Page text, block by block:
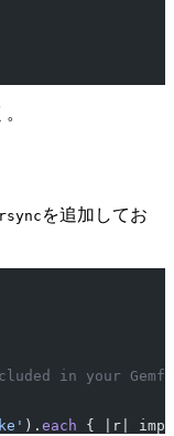
を追加してお
in your
). each { |r|